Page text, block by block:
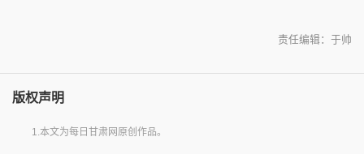
责任编辑：于帅
版权声明
1.本文为每日甘肃网原创作品。